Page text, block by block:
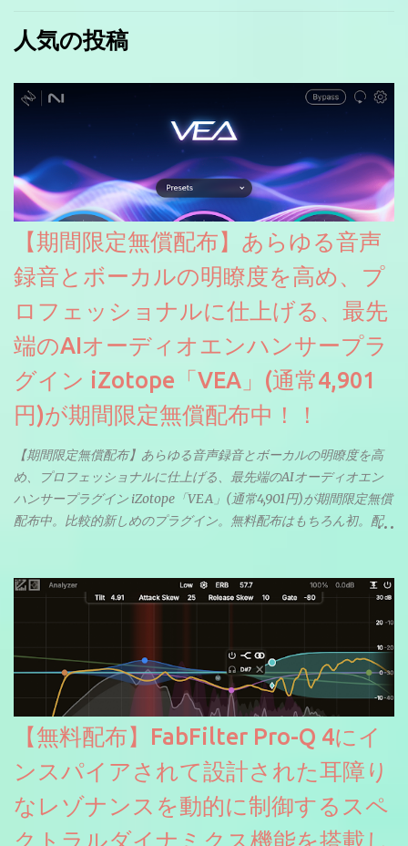
人気の投稿
【期間限定無償配布】あらゆる音声
録音とボーカルの明瞭度を高め、プ
ロフェッショナルに仕上げる、最先
端のAIオーディオエンハンサープラ
グイン iZotope「VEA」(通常4,901
円)が期間限定無償配布中！！
【期間限定無償配布】あらゆる音声録音とボーカルの明瞭度を高
め、プロフェッショナルに仕上げる、最先端のAIオーディオエン
ハンサープラグイン iZotope「VEA」(通常4,901円)が期間限定無償
配布中。比較的新しめのプラグイン。無料配布はもちろん初。配
【無料配布】FabFilter Pro-Q 4にイ
ンスパイアされて設計された耳障り
なレゾナンスを動的に制御するスペ
クトラルダイナミクス機能を搭載し